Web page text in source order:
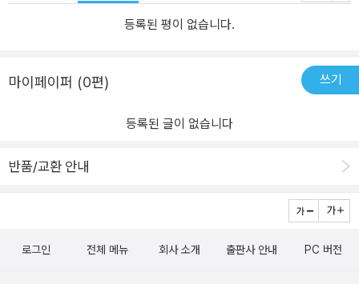
등록된 평이 없습니다.
마이페이퍼 (0편) 쓰기
등록된 글이 없습니다
반품/교환 안내
로그인 전체 메뉴 회사 소개 출판사 안내 PC 버전